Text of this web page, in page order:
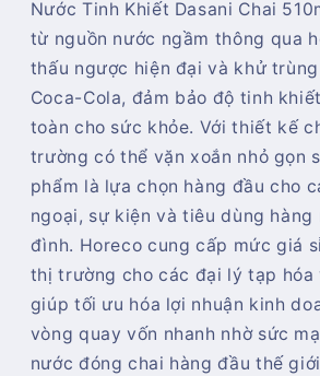
Tinh
Khiết
Dasani
Chai
510ml
Tinh
Khiết
Dasani
Chai
510ml
Nước Tinh Khiết Dasani Chai
từ nguồn nước ngầm thông qua
thấu ngược hiện đại và khử
Coca-Cola, đảm bảo độ tinh
toàn cho sức khỏe. Với thiết kế
trường có thể vặn xoắn nhỏ gọn
phẩm là lựa chọn hàng đầu cho
ngoại, sự kiện và tiêu dùng hàng
đình. Horeco cung cấp mức giá
thị trường cho các đại lý tạp hóa
giúp tối ưu hóa lợi nhuận kinh
vòng quay vốn nhanh nhờ sức
nước đóng chai hàng đầu thế